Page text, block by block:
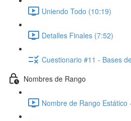
Uniendo Todo (10:19)
Detalles Finales (7:52)
Cuestionario #11 - Bases
Nombres de Rango
Nombre de Rango Estático